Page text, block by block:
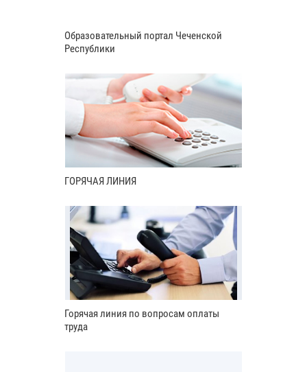
Образовательный портал Чеченской
Республики
ГОРЯЧАЯ ЛИНИЯ
Горячая линия по вопросам оплаты
труда